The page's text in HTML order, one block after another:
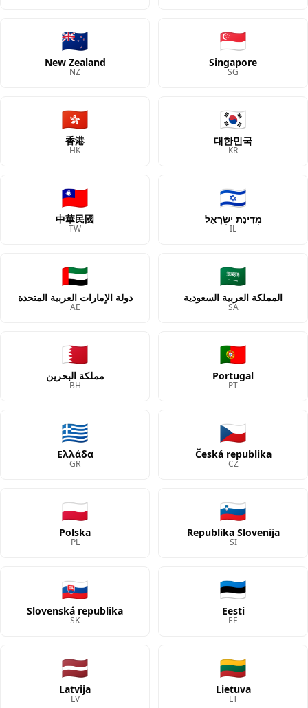
🇳🇿
New Zealand
NZ
🇸🇬
Singapore
SG
🇭🇰
香港
HK
🇰🇷
대한민국
KR
🇹🇼
中華民國
TW
🇮🇱
מְדִינַת יִשְׂרָאֵל
IL
🇦🇪
دولة الإمارات العربية المتحدة
AE
🇸🇦
المملكة العربية السعودية
SA
🇧🇭
مملكة البحرين
BH
🇵🇹
Portugal
PT
🇬🇷
Ελλάδα
GR
🇨🇿
Česká republika
CZ
🇵🇱
Polska
PL
🇸🇮
Republika Slovenija
SI
🇸🇰
Slovenská republika
SK
🇪🇪
Eesti
EE
🇱🇻
Latvija
LV
🇱🇹
Lietuva
LT